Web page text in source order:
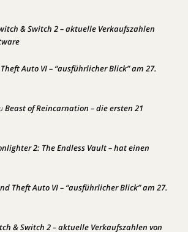
& Switch 2 – aktuelle Verkaufszahlen
Auto VI – “ausführlicher Blick” am 27.
Beast of Reincarnation – die ersten 21
2: The Endless Vault – hat einen
Theft Auto VI – “ausführlicher Blick” am 27.
& Switch 2 – aktuelle Verkaufszahlen von